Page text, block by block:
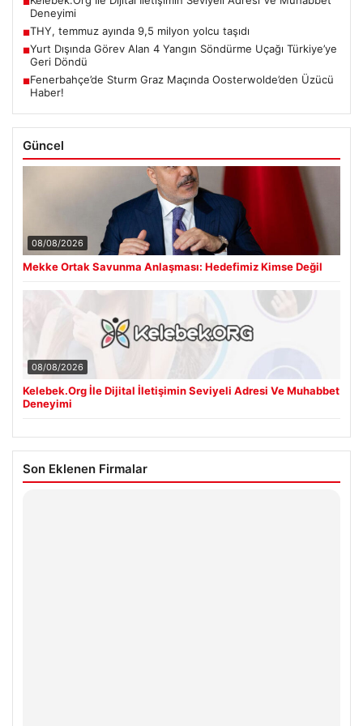
Deneyimi
■THY, temmuz ayında 9,5 milyon yolcu taşıdı
■Yurt Dışında Görev Alan 4 Yangın Söndürme Uçağı Türkiye’ye
Geri Döndü
■Fenerbahçe’de Sturm Graz Maçında Oosterwolde’den Üzücü
Haber!
Güncel
08/08/2026
Mekke Ortak Savunma Anlaşması: Hedefimiz Kimse Değil
08/08/2026
Kelebek.Org İle Dijital İletişimin Seviyeli Adresi Ve Muhabbet
Deneyimi
Son Eklenen Firmalar